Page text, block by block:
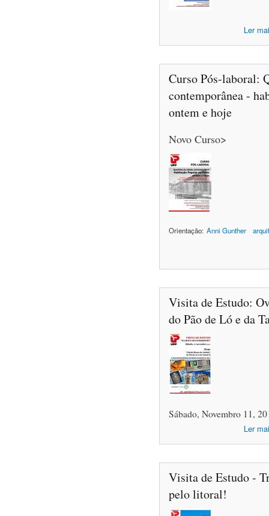
Ler
Curso Pós-laboral:
contemporânea -
ontem e hoje
Novo Curso>
Orientação: Anni Gunther
Visita de Estudo:
do Pão de Ló e da
Sábado, Novembro 11,
Ler
Visita de Estudo -
pelo litoral!